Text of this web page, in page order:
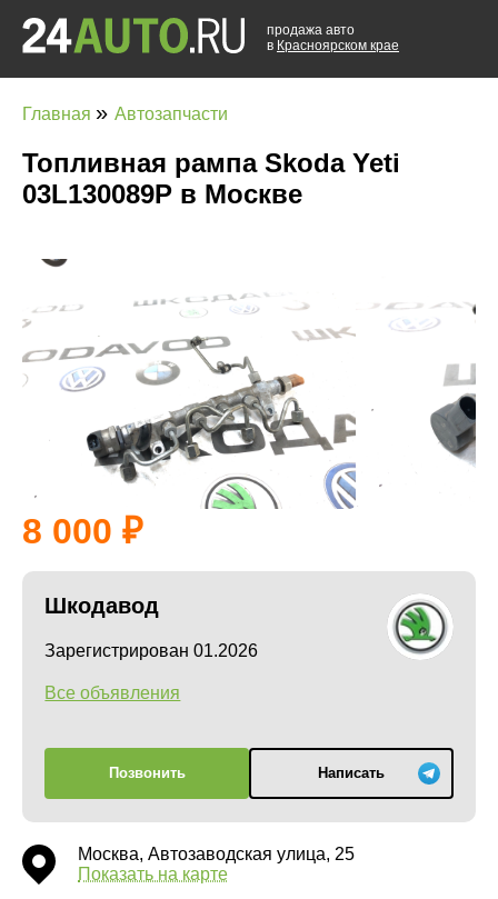
продажа авто
в Красноярском крае
Главная » Автозапчасти
Топливная рампа Skoda Yeti
03L130089P в Москве
8 000
Шкодавод
Зарегистрирован 01.2026
Все объявления
Позвонить Написать
Москва, Автозаводская улица, 25
Показать на карте